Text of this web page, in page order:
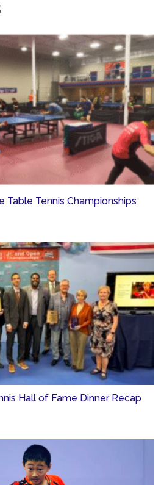
Table Tennis Championships
Hall of Fame Dinner Recap